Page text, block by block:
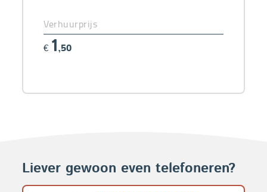
Verhuurprijs
€ 1,50
Liever gewoon even telefoneren?